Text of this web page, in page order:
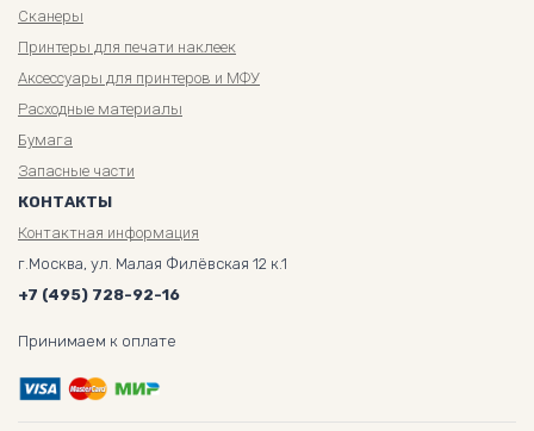
Сканеры
Принтеры для печати наклеек
Аксессуары для принтеров и МФУ
Расходные материалы
Бумага
Запасные части
КОНТАКТЫ
Контактная информация
г.Москва, ул. Малая Филёвская 12 к.1
+7 (495) 728-92-16
Принимаем к оплате